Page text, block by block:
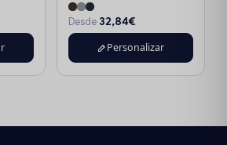
Desde 32,84€
Personalizar